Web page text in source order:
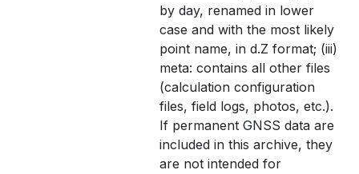
by day, renamed in lower
case and with the most likely
point name, in d.Z format; (iii)
meta: contains all other files
(calculation configuration
files, field logs, photos, etc.).
If permanent GNSS data are
included in this archive, they
are not intended for